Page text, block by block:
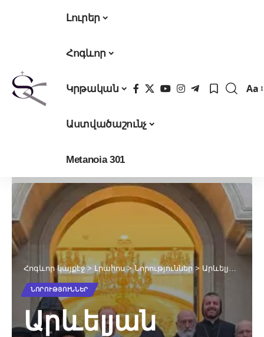
Լուրեր
Հոգևոր
Կրթական
Աստվածաշունչ
Metanoia 301
Aa
Հոգևոր կայքէջ>Լրահոս>Նորություններ > Արևելյան Ուղղափառ և Կաթոլիկ եկեղեցիների երկխոսության Միջազգային Աստվածաբանական համատեղ հանձնախմբի 17-րդ հանդիպումը
ՆՈՐՈՒԹՅՈՒՆՆԵՐ
Արևելյան